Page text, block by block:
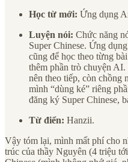
Học từ mới: Ứng dụng
Luyện nói: Chức năng
Super Chinese. Ứng
cũng để học theo từng
thêm phần trò chuyện
nên theo tiếp, còn chồng
mình “dùng ké” riêng
đăng ký Super Chinese,
Từ điển: Hanzii.
Vậy tóm lại, mình mất phí cho
trúc của thầy Nguyên (4 triệu